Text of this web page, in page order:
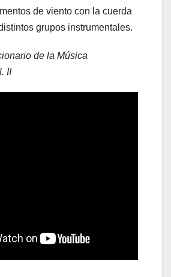
de viento con la cuerda
grupos instrumentales.
de la Música
II